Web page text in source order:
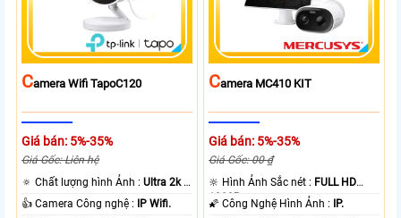
CAmera Wifi TapoC120
Giá bán: 5%-35%
Giá Gốc: Liên hệ
🔅 Chất lượng hình Ảnh :Ultra 2k +
.
👍 Camera Công nghệ :
IP Wifi.
CAmera MC410 KIT
Giá bán: 5%-35%
Giá Gốc: 00 ₫
🔆 Hình Ảnh Sắc nét : FULL HD
1080P .
🌠 Công Nghệ Hình Ảnh :
IP.